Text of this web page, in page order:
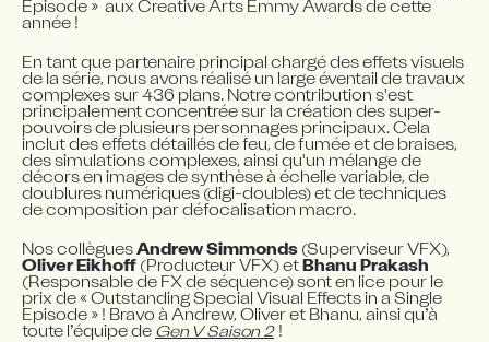
Episode »  aux Creative Arts Emmy Awards de cette
année !
En tant que partenaire principal chargé des effets visuels
de la série, nous avons réalisé un large éventail de travaux
complexes sur 436 plans. Notre contribution s'est
principalement concentrée sur la création des super-
pouvoirs de plusieurs personnages principaux. Cela
inclut des effets détaillés de feu, de fumée et de braises,
des simulations complexes, ainsi qu'un mélange de
décors en images de synthèse à échelle variable, de
doublures numériques (digi-doubles) et de techniques
de composition par défocalisation macro.
Nos collègues Andrew Simmonds
Oliver Eikhoff (Producteur VFX) et Bhanu Prakash
(Responsable de FX de séquence) sont en lice pour le
prix de « Outstanding Special Visual Effects in a Single
Episode » ! Bravo à Andrew, Oliver et Bhanu, ainsi qu’à
toute l’équipe de Gen V Saison 2 !